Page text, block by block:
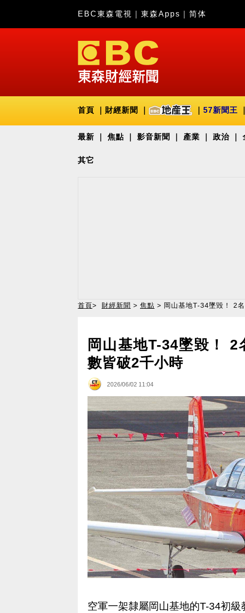
EBC東森電視 東森Apps 简体
首頁 財經新聞 57新聞王
最新 焦點 影音新聞 產業 政治
其它
首頁> 財經新聞 > 焦點 > 岡山基地T-34墜毀！ 2
岡山基地T-34墜毀！
數皆破2千小時
2026/06/02 11:04
空軍一架隸屬岡山基地的T-34初